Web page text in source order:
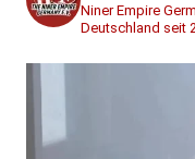
Niner Empire
Deutschland seit